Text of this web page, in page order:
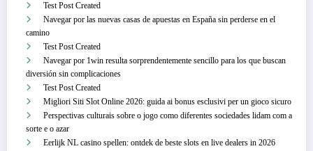
Test Post Created
Navegar por las nuevas casas de apuestas en España sin perderse en el
camino
Test Post Created
Navegar por 1win resulta sorprendentemente sencillo para los que buscan
diversión sin complicaciones
Test Post Created
Migliori Siti Slot Online 2026: guida ai bonus esclusivi per un gioco sicuro
Perspectivas culturais sobre o jogo como diferentes sociedades lidam com a
sorte e o azar
Eerlijk NL casino spellen: ontdek de beste slots en live dealers in 2026